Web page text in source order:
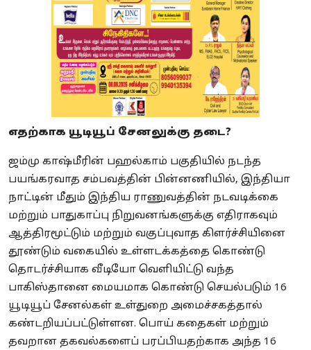
எதற்காக யூடியூப் சேனலுக்கு தடை?
ஜம்மு காஷ்மீரின் பஹல்காம் பகுதியில் நடந்த
பயங்கரவாத சம்பவத்தின் பின்னணியில், இந்தியா
நாட்டின் மீதும் இந்திய ராணுவத்தின் நடவடிக்கை
மற்றும் பாதுகாப்பு நிறுவனங்களுக்கு எதிராகவும்
ஆத்திரமூட்டும் மற்றும் வகுப்புவாத கிளர்ச்சியினை
தூண்டும் வகையில் உள்ளடக்கத்தை கொண்டு
தொடர்ச்சியாக வீடியோ வெளியிட்டு வந்த
பாகிஸ்தானை மையமாக கொண்டு செயல்படும் 16
யூடியூப் சேனல்கள் உள்துறை அமைச்சகத்தால்
கண்டறியப்பட்டுள்ளன. பொய் கதைகள் மற்றும்
தவறான தகவல்களைப் பரப்பியதற்காக அந்த 16